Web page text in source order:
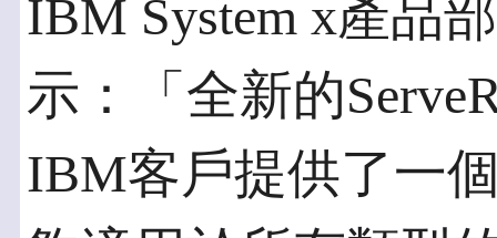
IBM System x產品
示：「全新的
IBM客戶提供了一